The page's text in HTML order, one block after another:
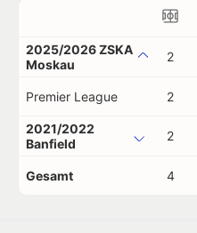
2025/2026 ZSKA
Moskau
2
Premier League 2
2021/2022
Banfield
2
Gesamt 4